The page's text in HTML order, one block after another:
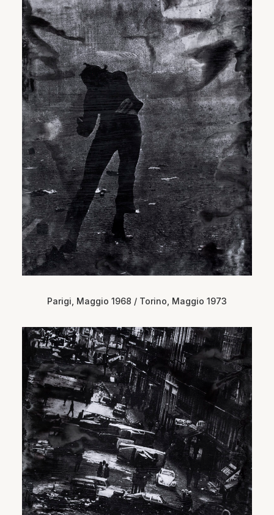
Parigi, Maggio 1968 / Torino, Maggio 1973